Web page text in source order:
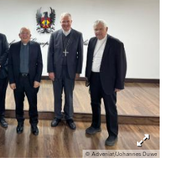
© Adveniat/Johannes Duwe